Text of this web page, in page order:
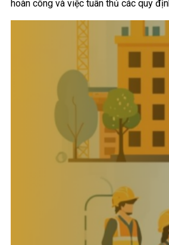
hoàn công và việc tuân thủ các quy